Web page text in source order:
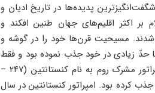
پدیده‌ها در تاریخ ادیان و
اکثر اقلیم‌های جهان طنین افکند و
شدند. مسیحیت قرن‌ها خود را در گوشه و
تا حدّ زیادی در خود جذب نموده بود و فقط
توانست در سال ۳۱۳ میلادی در میان آیین‌های جهان سربرافرازد. زمانی امپراتور مشرک روم به نام کنستانتین (۲۴۷ –
کرده بود. امپراتور کنستانتین در سال